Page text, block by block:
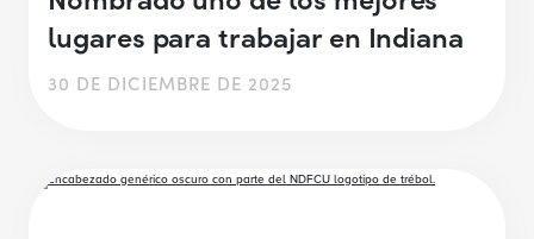
lugares para trabajar en Indiana
30 DE DICIEMBRE DE 2025